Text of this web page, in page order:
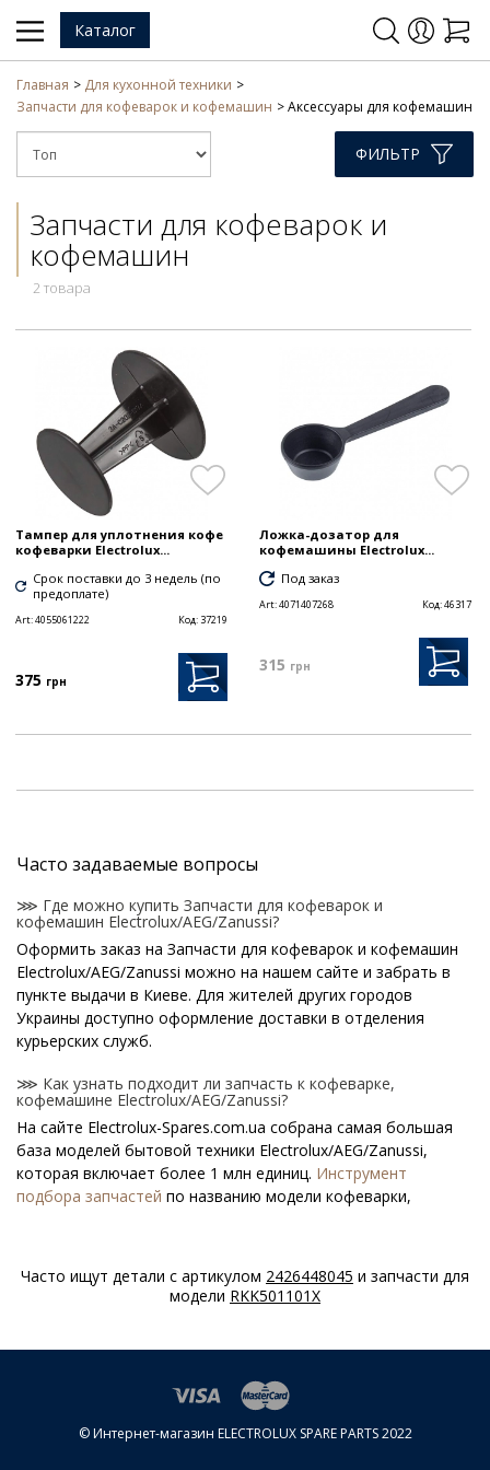
Каталог
Главная
Для кухонной техники
Запчасти для кофеварок и кофемашин
Аксессуары для кофемашин
ФИЛЬТР
Запчасти для кофеварок и
кофемашин
2 товара
Тампер для уплотнения кофе
кофеварки Electrolux...
Срок поставки до 3 недель (по
предоплате)
Art:4055061222 Код: 37219
375 грн
Ложка-дозатор для
кофемашины Electrolux...
Под заказ
Art:4071407268 Код:46317
315 грн
Часто задаваемые вопросы
⋙ Где можно купить Запчасти для кофеварок и
кофемашин Electrolux/AEG/Zanussi?
Оформить заказ на Запчасти для кофеварок и кофемашин
Electrolux/AEG/Zanussi можно на нашем сайте и забрать в
пункте выдачи в Киеве. Для жителей других городов
Украины доступно оформление доставки в отделения
курьерских служб.
⋙ Как узнать подходит ли запчасть к кофеварке,
кофемашине Electrolux/AEG/Zanussi?
На сайте Electrolux-Spares.com.ua собрана самая большая
база моделей бытовой техники Electrolux/AEG/Zanussi,
которая включает более 1 млн единиц. Инструмент
подбора запчастей по названию модели кофеварки,
Electrolux/AEG/Zanussi?
Специальная наклейка производителя с названием модели
кофеварки, кофемашины Electrolux/AEG/Zanussi.
⋙ Сколько стоит Запчасти для кофеварок и кофемашин
На нашем сайте можно купить оригинальные Запчасти для
Часто ищут детали с артикулом 2426448045 и запчасти для
модели RKK501101X
© Интернет-магазин ELECTROLUX SPARE PARTS 2022